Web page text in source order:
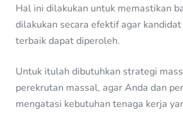
Hal ini dilakukan untuk memastikan
dilakukan secara efektif agar
terbaik dapat diperoleh.
Untuk itulah dibutuhkan strategi
perekrutan massal, agar Anda dan
mengatasi kebutuhan tenaga kerja